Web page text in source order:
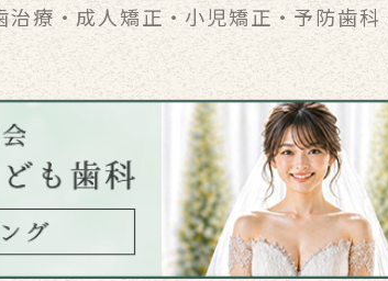
治療 ・成人矯正 ・小児矯正 ・予防歯科